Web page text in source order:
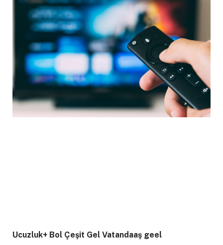
Ucuzluk+ Bol Çeşit Gel Vatandaaş geel